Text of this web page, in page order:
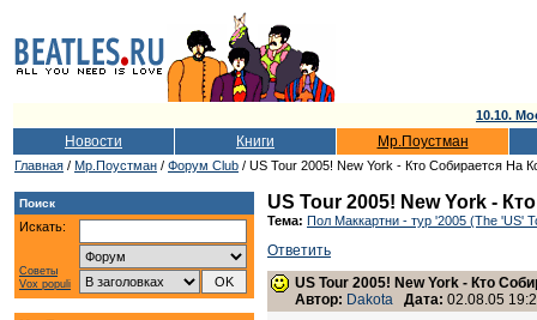
10.10.
Новости Книги Мр.Поустман
Главная / Мр.Поустман / Форум Club / US Tour 2005! New York - Кто Собирается На
Поиск
Искать:
Советы
Vox populi
US Tour 2005! New York -
Тема: Пол Маккартни - тур '2005 (The 'US'
Ответить
US Tour 2005! New York - Кто
Автор: Dakota Дата: 02.08.05